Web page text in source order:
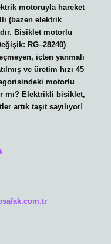
motoruyla hareket
(bazen elektrik
Bisiklet motorlu
RG–28240)
içten yanmalı
ve üretim hızı 45
motorlu
mı? Elektrikli bisiklet,
artık taşıt sayılıyor!